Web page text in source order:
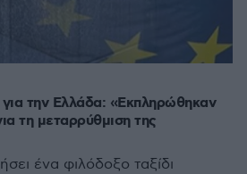
την Ελλάδα: «Εκπληρώθηκαν
τη μεταρρύθμιση της
ένα φιλόδοξο ταξίδι